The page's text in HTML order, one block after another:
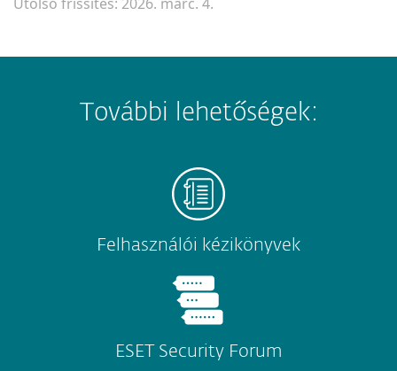
További lehetőségek:
Felhasználói kézikönyvek
ESET Security Forum